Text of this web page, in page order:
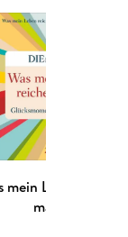
mein Leben reicher
macht